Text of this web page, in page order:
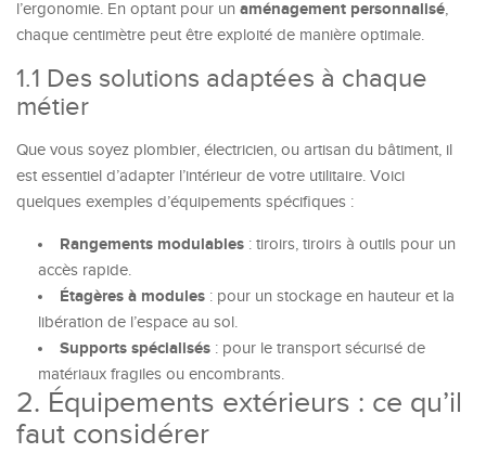
l’ergonomie. En optant pour un aménagement personnalisé,
chaque centimètre peut être exploité de manière optimale.
1.1 Des solutions adaptées à chaque
métier
Que vous soyez plombier, électricien, ou artisan du bâtiment, il
est essentiel d’adapter l’intérieur de votre utilitaire. Voici
quelques exemples d’équipements spécifiques :
Rangements modulables : tiroirs, tiroirs à outils pour un
accès rapide.
Étagères à modules : pour un stockage en hauteur et la
libération de l’espace au sol.
Supports spécialisés : pour le transport sécurisé de
matériaux fragiles ou encombrants.
2. Équipements extérieurs : ce qu’il
faut considérer